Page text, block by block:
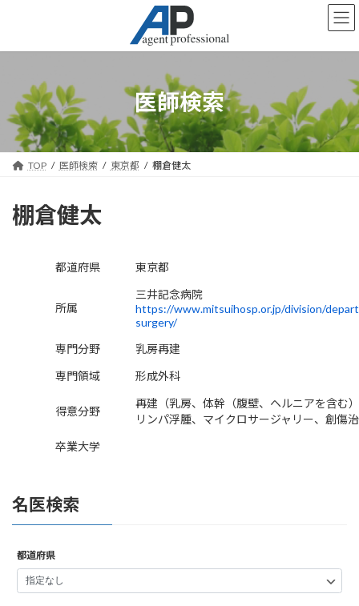
ン
キ
プ
ー
に
動
医師検索
TOP 医師検索 東京都 棚倉健太
棚倉健太
都道府県 東京都
所属
三井記念病院
https://www.mitsuihosp.or.jp/division/
surgery/
専門分野
乳房再建
専門領域
形成外科
得意分野
再建（乳房、体幹（腹壁、ヘルニアを含む
リンパ浮腫、マイクロサージャリー、創傷
卒業大学
名医検索
都道府県